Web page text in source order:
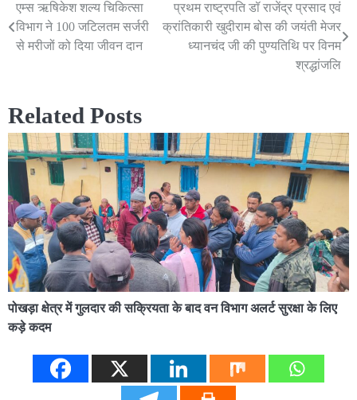
Post
navigation
एम्स ऋषिकेश शल्य चिकित्सा
विभाग ने 100 जटिलतम सर्जरी
से मरीजों को दिया जीवन दान
प्रथम राष्ट्रपति डॉ राजेंद्र प्रसाद एवं
क्रांतिकारी खुदीराम बोस की जयंती मेजर
ध्यानचंद जी की पुण्यतिथि पर विनम
श्रद्धांजलि
Related Posts
पोखड़ा क्षेत्र में गुलदार की सक्रियता के बाद वन विभाग अलर्ट सुरक्षा के लिए
कड़े कदम